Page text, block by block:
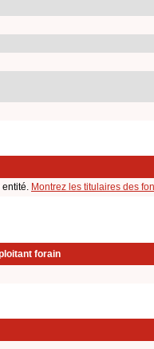
entité. Montrez les titulaires des
forain